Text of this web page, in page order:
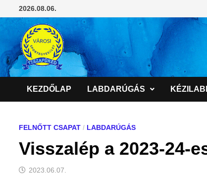
to
2026.08.06.
KEZDŐLAP LABDARÚGÁS
FELNŐTT CSAPAT / LABDARÚGÁS
Visszalép a 2023-24-
2023.06.07.